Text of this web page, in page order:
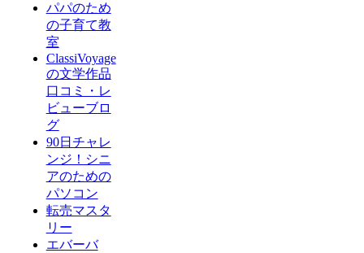
パパのため
の子育て教
室
ClassiVoyage
の文学作品
口コミ・レ
ビューブロ
グ
90日チャレ
ンジ！シニ
アのための
パソコン
転売マスタ
リー
エバーバ